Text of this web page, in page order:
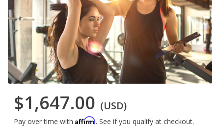
$1,647.00 (USD)
Pay over time with Affirm. See if you qualify at checkout.